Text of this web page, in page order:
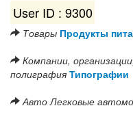
User ID : 9300
Товары Продукты
Компании,
полиграфия Типографии
АвтоЛегковые